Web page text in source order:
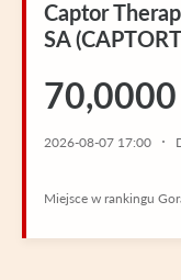
Captor
SA
2026-08-07 17:00
Miejsce w rankingu